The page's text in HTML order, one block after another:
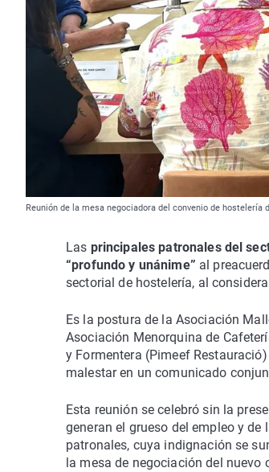
Reunión de la mesa negociadora del convenio de
Las principales patronales del
“profundo y unánime” al
sectorial de hostelería, al
Es la postura de la Asociación
Asociación Menorquina de
y Formentera (Pimeef Restauració
malestar en un comunicado
Esta reunión se celebró sin la
generan el grueso del empleo y
patronales, cuya indignación se
la mesa de negociación del